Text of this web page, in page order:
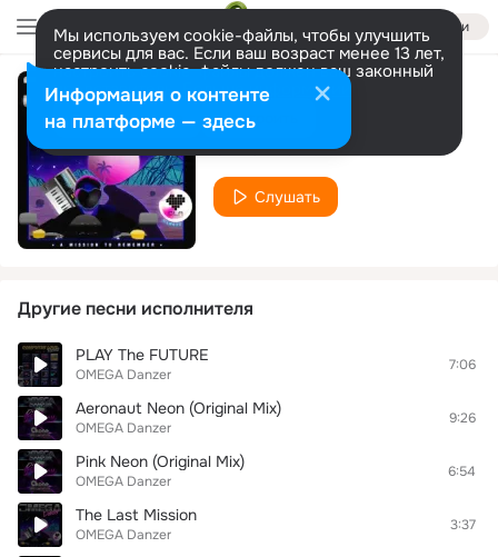
Войти
Мы используем cookie-файлы, чтобы улучшить
сервисы для вас. Если ваш возраст менее 13 лет,
настроить cookie-файлы должен ваш законный
представитель. Больше информации
Разрешить все Настроить
Neon Romance
OMEGA Danzer
Слушать
Другие песни исполнителя
PLAY The FUTURE
OMEGA Danzer
7:06
Aeronaut Neon (Original Mix)
OMEGA Danzer
9:26
Pink Neon (Original Mix)
OMEGA Danzer
6:54
The Last Mission
OMEGA Danzer
3:37
Информация о контенте
на платформе — здесь